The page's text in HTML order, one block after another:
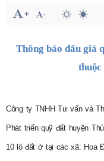
Thông báo đấu giá
thuộc
Công ty TNHH Tư vấn và
Phát triển quỹ đất huyện
10 lô đất ở tại các xã: Hoa